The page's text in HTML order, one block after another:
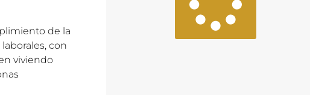
de la
con
viviendo